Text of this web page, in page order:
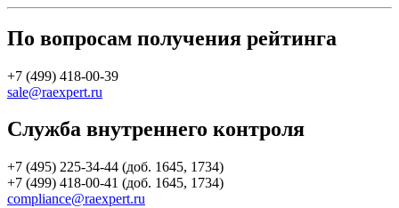
По вопросам получения рейтинга
+7 (499) 418-00-39
sale@raexpert.ru
Служба внутреннего контроля
+7 (495) 225-34-44 (доб. 1645, 1734)
+7 (499) 418-00-41 (доб. 1645, 1734)
compliance@raexpert.ru